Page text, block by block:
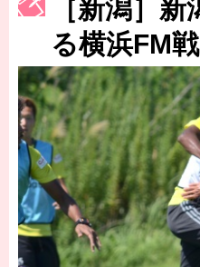
［3222号］史上最大のW杯開幕
［新潟］
る横浜FM